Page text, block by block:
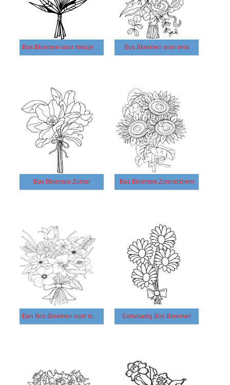
Bos Bloemen voor meisjes kinderen Bos Bloemen voor oma
Bos Bloemen Zomer Bos Bloemen Zonnebloem
Een Bos Bloemen voor meisje Eenvoudig Bos Bloemen